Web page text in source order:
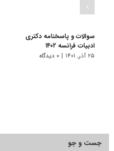
سوالات و پاسخنامه دکتری
ادبیات فرانسه ۱۴۰۲
۲۵ آذر, ۱۴۰۱ | ۰ دیدگاه
جست و جو